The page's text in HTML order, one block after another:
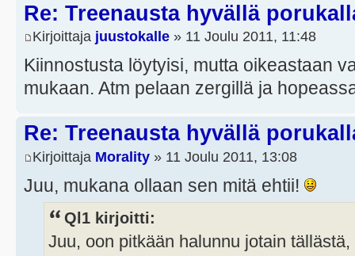
Re: Treenausta hyvällä
Kirjoittaja juustokalle » 11 Joulu 2011, 11:48
Kiinnostusta löytyisi, mutta oikeastaan
mukaan. Atm pelaan zergillä ja
Re: Treenausta hyvällä
Kirjoittaja Morality » 11 Joulu 2011, 13:08
Juu, mukana ollaan sen mitä ehtii!
Ql1 kirjoitti:
Juu, oon pitkään halunnu jotain